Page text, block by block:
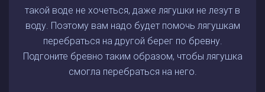
такой воде не хочеться, даже лягушки не лезут в
воду. Поэтому вам надо будет помочь лягушкам
перебраться на другой берег по бревну.
Подгоните бревно таким образом, чтобы лягушка
смогла перебраться на него.